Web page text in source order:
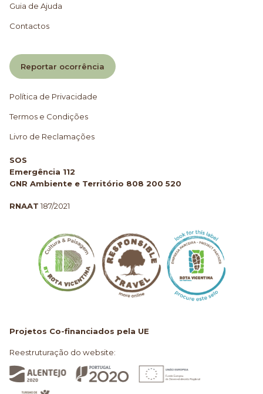
Guia de Ajuda
Contactos
Reportar ocorrência
Política de Privacidade
Termos e Condições
Livro de Reclamações
SOS
Emergência 112
GNR Ambiente e Território 808 200 520
RNAAT 187/2021
Projetos Co-financiados pela UE
Reestruturação do website: